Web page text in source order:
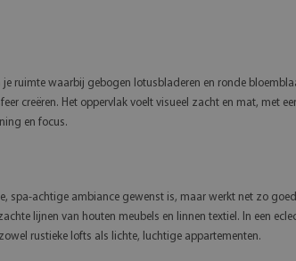
ruimte waarbij gebogen lotusbladeren en ronde
creëren. Het oppervlak voelt visueel zacht en mat,
en focus.
spa-achtige ambiance gewenst is, maar werkt net zo
lijnen van houten meubels en linnen textiel. In een
rustieke lofts als lichte, luchtige appartementen.